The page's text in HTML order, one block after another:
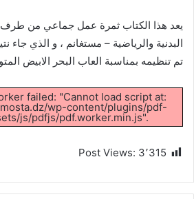
يعد هذا الكتاب ثمرة عمل جماعي من طرف
البدنية والرياضية – مستغانم ، و الذي جاء
تم تنظيمه بمناسبة العاب البحر الابيض
failed: "Cannot load script at:
wp-content/plugins/pdf-
js/pdfjs/pdf.worker.min.js".
Post Views: 3٬315